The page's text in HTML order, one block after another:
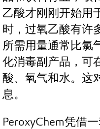
乙酸才刚刚开始用
时，过氧乙酸有许
所需用量通常比氯
化消毒副产品，可
酸、氧气和水。这
息。
PeroxyChem凭借